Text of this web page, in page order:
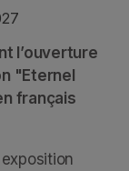
l’ouverture
"Eternel
français